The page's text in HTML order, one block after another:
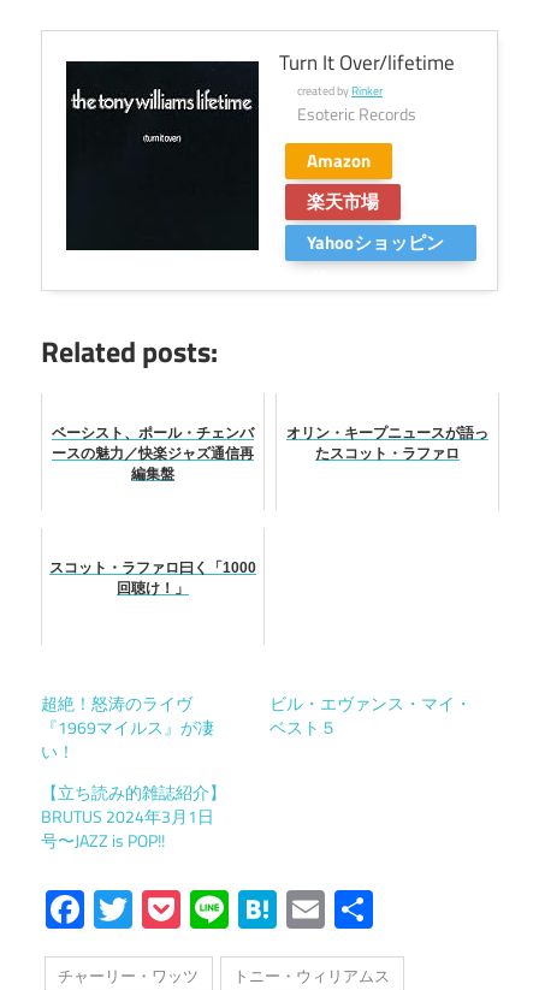
Turn It Over/lifetime
created byRinker
Esoteric Records
Amazon
楽天市場
Yahooショッピン
Related posts:
ベーシスト、ポール・チェンバ
ースの魅力／快楽ジャズ通信再
編集盤
オリン・キープニュースが語っ
たスコット・ラファロ
スコット・ラファロ曰く「1000
回聴け！」
超絶！怒涛のライヴ
『1969マイルス』が凄
い！
ビル・エヴァンス・マイ・
ベスト５
【立ち読み的雑誌紹介】
BRUTUS 2024年3月1日
号〜JAZZ is POP!!
Facebook
Twitter
Pocket
LineHatena
Email
有
チャーリー・ワッツ
トニー・ウィリアムス